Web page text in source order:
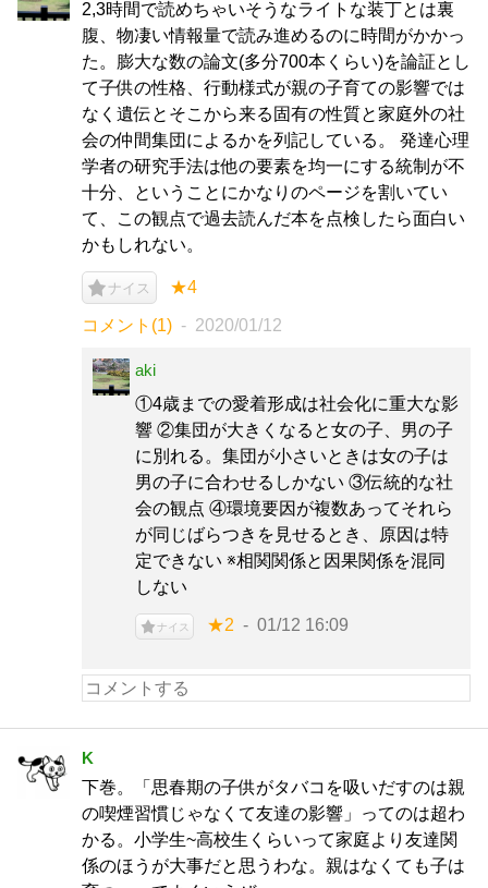
2,3時間で読めちゃいそうなライトな装丁とは裏
腹、物凄い情報量で読み進めるのに時間がかかっ
た。膨大な数の論文(多分700本くらい)を論証とし
て子供の性格、行動様式が親の子育ての影響では
なく遺伝とそこから来る固有の性質と家庭外の社
会の仲間集団によるかを列記している。 発達心理
学者の研究手法は他の要素を均一にする統制が不
十分、ということにかなりのページを割いてい
て、この観点で過去読んだ本を点検したら面白い
かもしれない。
ナイス ★4
コメント(1) 2020/01/12
aki
①4歳までの愛着形成は社会化に重大な影
響 ②集団が大きくなると女の子、男の子
に別れる。集団が小さいときは女の子は
男の子に合わせるしかない ③伝統的な社
会の観点 ④環境要因が複数あってそれら
が同じばらつきを見せるとき、原因は特
定できない ※相関関係と因果関係を混同
しない
ナイス ★2 01/12 16:09
K
下巻。「思春期の子供がタバコを吸いだすのは親
の喫煙習慣じゃなくて友達の影響」ってのは超わ
かる。小学生~高校生くらいって家庭より友達関
係のほうが大事だと思うわな。親はなくても子は